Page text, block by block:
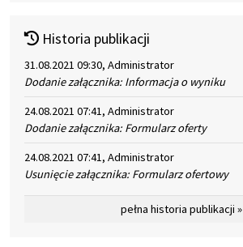
Historia publikacji
31.08.2021 09:30, Administrator
Dodanie załącznika: Informacja o wyniku
24.08.2021 07:41, Administrator
Dodanie załącznika: Formularz oferty
24.08.2021 07:41, Administrator
Usunięcie załącznika: Formularz ofertowy
pełna historia publikacji »